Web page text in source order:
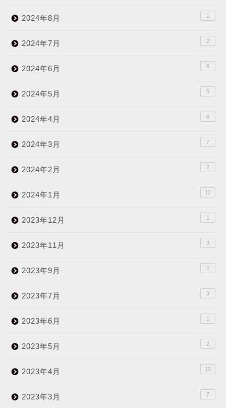
2024年8月 1
2024年7月 2
2024年6月 6
2024年5月 5
2024年4月 6
2024年3月 7
2024年2月 2
2024年1月 12
2023年12月 1
2023年11月 3
2023年9月 2
2023年7月 3
2023年6月 1
2023年5月 2
2023年4月 10
2023年3月 7